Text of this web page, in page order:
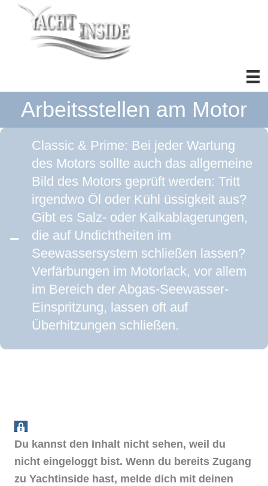
Arbeitsstellen am Motor
Classic & Prime: Bei jeder Wartung
des Motors sollte auch das allgemeine
Bild des Motors geprüft werden: Tritt
irgendwo Öl oder Kühl üssigkeit aus?
Gibt es Salz- oder Kalkablagerungen,
die auf Undichtheiten im
Seewassersystem schließen lassen?
Verfärbungen im Motorlack, vor allem
im Bereich der Abgas-Seewasser-
Einspritzung, lassen oft auf
Überhitzungen schließen.
Du kannst den Inhalt nicht sehen, weil du
nicht eingeloggt bist. Wenn du bereits Zugang
zu Yachtinside hast, melde dich mit deinen